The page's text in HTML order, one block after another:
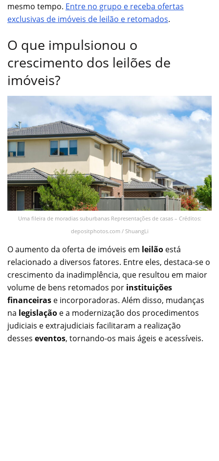
mesmo tempo. Entre no grupo e receba ofertas
exclusivas de imóveis de leilão e retomados.
O que impulsionou o
crescimento dos leilões de
imóveis?
Uma fileira de moradias suburbanas Representações de casas – Créditos:
depositphotos.com / ShuangLi
O aumento da oferta de imóveis em leilão está
relacionado a diversos fatores. Entre eles, destaca-se o
crescimento da inadimplência, que resultou em maior
volume de bens retomados por instituições
financeiras e incorporadoras. Além disso, mudanças
na legislação e a modernização dos procedimentos
judiciais e extrajudiciais facilitaram a realização
desses eventos, tornando-os mais ágeis e acessíveis.